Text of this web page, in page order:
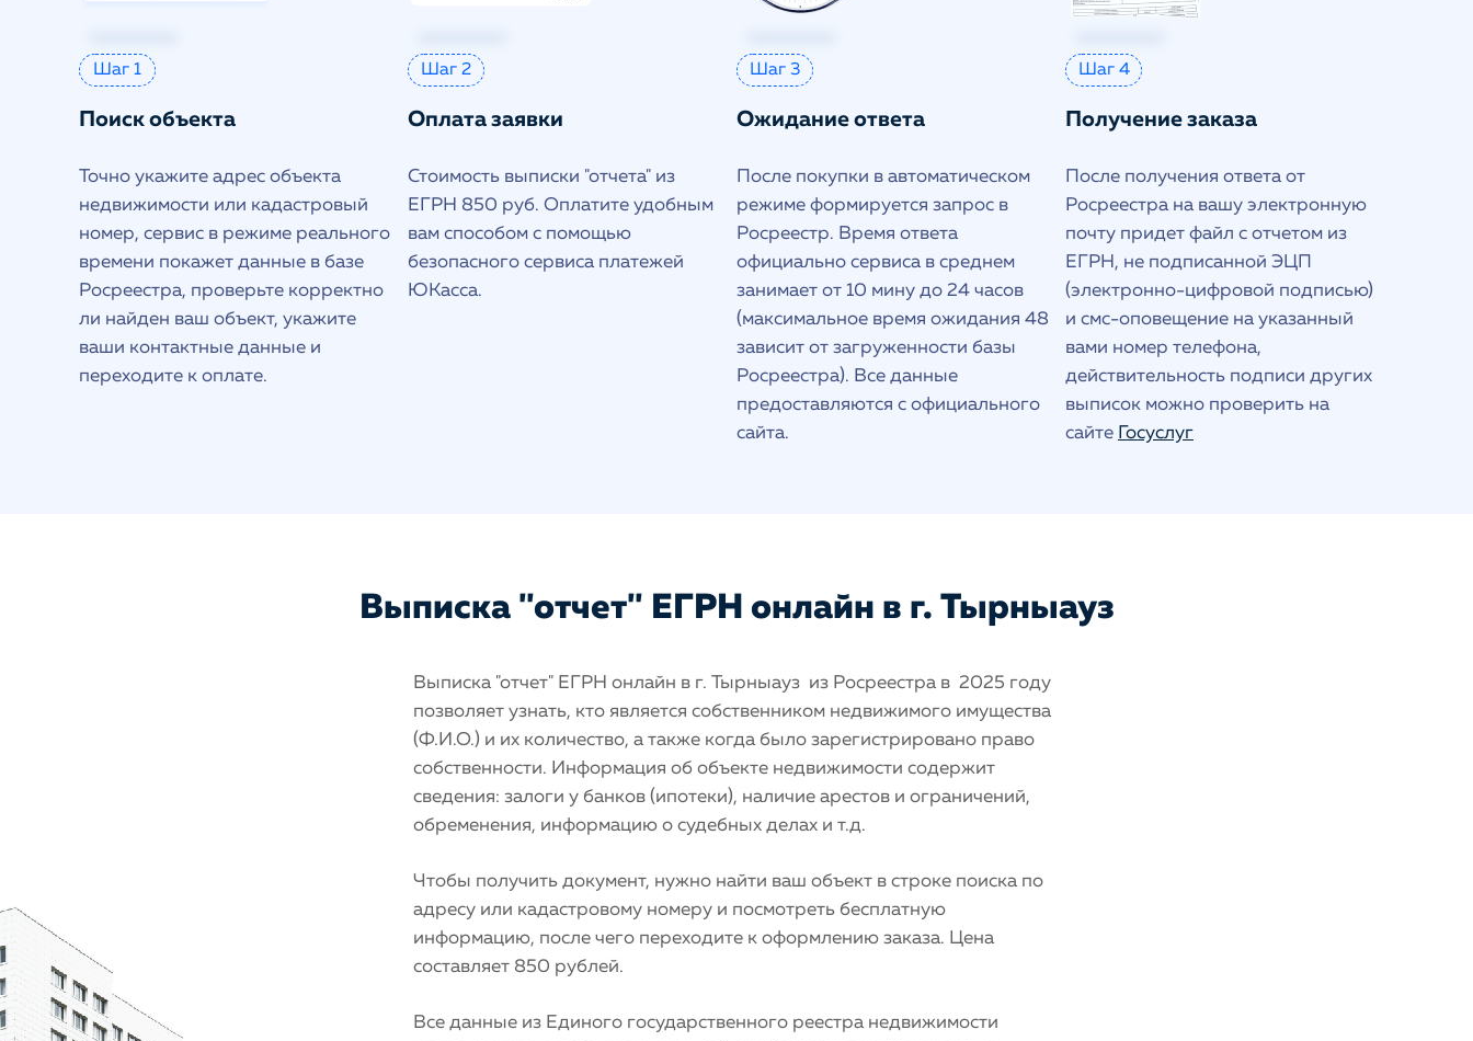
Шаг 1
Поиск объекта
Точно укажите адрес объекта
недвижимости или кадастровый
номер, сервис в режиме реального
времени покажет данные в базе
Росреестра, проверьте корректно
ли найден ваш объект, укажите
ваши контактные данные и
переходите к оплате.
Шаг 2
Оплата заявки
Стоимость выписки "отчета" из
ЕГРН 850 руб. Оплатите удобным
вам способом с помощью
безопасного сервиса платежей
ЮКасса.
Шаг 3
Ожидание ответа
После покупки в автоматическом
режиме формируется запрос в
Росреестр. Время ответа
официально сервиса в среднем
занимает от 10 мину до 24 часов
(максимальное время ожидания 48
зависит от загруженности базы
Росреестра). Все данные
предоставляются с официального
сайта.
Шаг 4
Получение заказа
После получения ответа от
Росреестра на вашу электронную
почту придет файл с отчетом из
ЕГРН, не подписанной ЭЦП
(электронно-цифровой подписью)
и смс-оповещение на указанный
вами номер телефона,
действительность подписи других
выписок можно проверить на
сайте Госуслуг
Выписка "отчет" ЕГРН онлайн в г. Тырныауз
Выписка "отчет" ЕГРН онлайн в г. Тырныауз из Росреестра в 2025 году
позволяет узнать, кто является собственником недвижимого имущества
(Ф.И.О.) и их количество, а также когда было зарегистрировано право
собственности. Информация об объекте недвижимости содержит
сведения: залоги у банков (ипотеки), наличие арестов и ограничений,
обременения, информацию о судебных делах и т.д.
Чтобы получить документ, нужно найти ваш объект в строке поиска по
адресу или кадастровому номеру и посмотреть бесплатную
информацию, после чего переходите к оформлению заказа. Цена
составляет 850 рублей.
Все данные из Единого государственного реестра недвижимости